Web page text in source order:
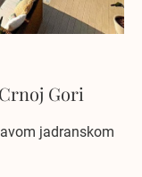
Gori
jadranskom